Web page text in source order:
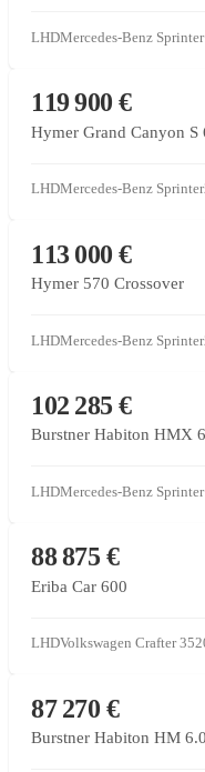
LHDMercedes-Benz
CONCESSIONNAIRE
119 900 €
Hymer Grand Canyon S
LHDMercedes-Benz Sprinter
VENTE SOUS MANDAT
113 000 €
Hymer 570 Crossover
LHDMercedes-Benz Sprinter
CONCESSIONNAIRE
102 285 €
Burstner Habiton HMX
LHDMercedes-Benz
CONCESSIONNAIRE
88 875 €
Eriba Car 600
LHDVolkswagen Crafter 35
CONCESSIONNAIRE
87 270 €
Burstner Habiton HM 6.0